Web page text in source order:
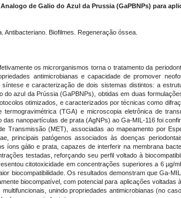
de Galio do Azul da Prussia (GaPBNPs) para
Biofilmes. Regeneração óssea.
os microrganismos torna o tratamento da
antimicrobianas e capacidade de promover
e caracterização de dois sistemas distintos: a
azul da Prússia (GaPBNPs), obtidas em duas
otimizados, e caracterizados por técnicas como
(TGA) e microscopia eletrônica de
nanopartículas de prata (AgNPs) ao Ga-MIL-116 foi
(MET), associadas ao mapeamento por
principais patógenos associados às doenças
gálio e prata, capazes de interferir na membrana
testadas, reforçando seu perfil voltado à
citotoxicidade em concentrações superiores a 6 µg/
biocompatibilidade. Os resultados demonstram que Ga-
biocompatível, com potencial para aplicações
unindo propriedades antimicrobianas (no